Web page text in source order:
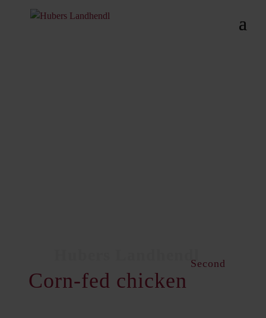
Corn-fed chicken
Second